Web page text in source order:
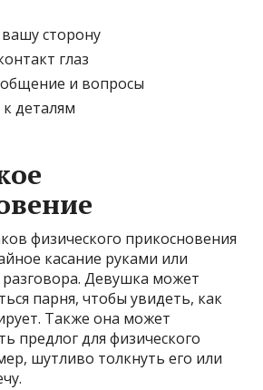
сторону
глаз
и вопросы
деталям
физического прикосновения
касание руками или
Девушка может
парня, чтобы увидеть, как
Также она может
предлог для физического
шутливо толкнуть его или